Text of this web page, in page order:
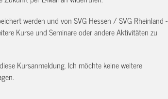
werden und von SVG Hessen / SVG Rheinland -
Kurse und Seminare oder andere Aktivitäten zu
Kursanmeldung. Ich möchte keine weitere